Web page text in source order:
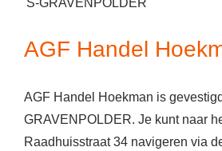
'S-GRAVENPOLDER
AGF Handel
AGF Handel Hoekman is
GRAVENPOLDER. Je kunt naar
Raadhuisstraat 34 navigeren via